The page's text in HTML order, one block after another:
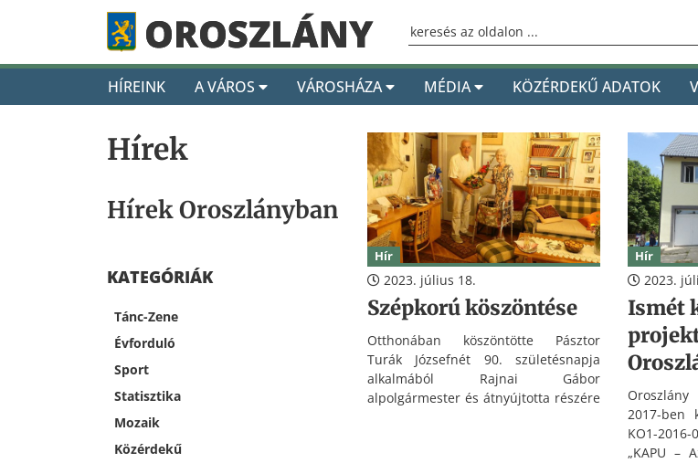
HÍREINK A VÁROS VÁROSHÁZA MÉDIA KÖZÉRDEKŰ ADATOK
Hírek
Hírek Oroszlányban
KATEGÓRIÁK
Tánc-Zene
Évforduló
Sport
Statisztika
Mozaik
Közérdekű
Hír
2023. július 18.
Szépkorú köszöntése
Otthonában köszöntötte Pásztor
Turák Józsefnét 90. születésnapja
alkalmából Rajnai Gábor
alpolgármester és átnyújtotta részére
Hír
2023.
Ismét
2017-ben
KO1-
„KAPU –